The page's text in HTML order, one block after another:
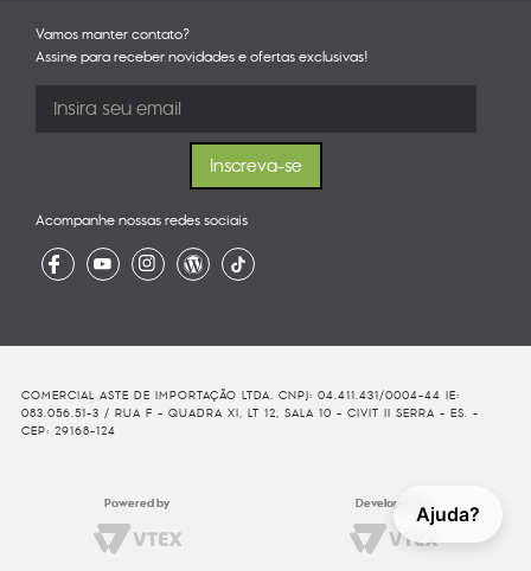
Ajuda?
Vamos manter contato?
Assine para receber novidades e ofertas exclusivas!
Acompanhe nossas redes sociais
COMERCIAL ASTE DE IMPORTAÇÃO LTDA. CNPJ: 04.411.431/0004-44 IE:
083.056.51-3 / RUA F - QUADRA XI, LT 12, SALA 10 - CIVIT II SERRA - ES. -
CEP: 29168-124
Powered by Developed By